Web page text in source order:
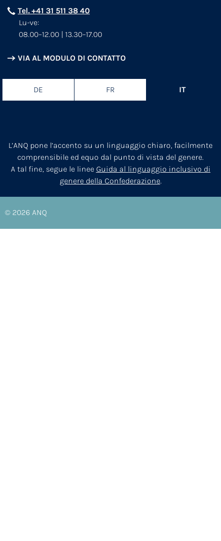
Tel. +41 31 511 38 40
Lu-ve:
08.00–12.00 | 13.30–17.00
VIA AL MODULO DI CONTATTO
DE FR IT
L’ANQ pone l’accento su un linguaggio chiaro, facilmente
comprensibile ed equo dal punto di vista del genere.
A tal fine, segue le linee Guida al linguaggio inclusivo di
genere della Confederazione.
© 2026 ANQ